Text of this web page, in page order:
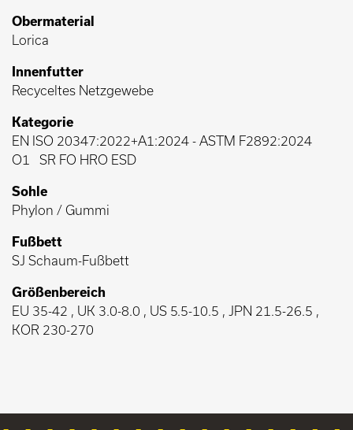
Obermaterial
Lorica
Innenfutter
Recyceltes Netzgewebe
Kategorie
EN ISO 20347:2022+A1:2024 - ASTM F2892:2024
O1
SR FO HRO ESD
Sohle
Phylon / Gummi
Fußbett
SJ Schaum-Fußbett
Größenbereich
EU 35-42 , UK 3.0-8.0 , US 5.5-10.5 , JPN 21.5-26.5 ,
KOR 230-270